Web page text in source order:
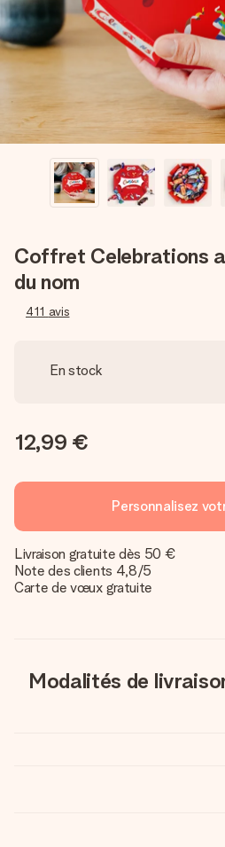
Créez quelque chose d’unique
son prénom, votre photo ou un
Sans complications, juste tout
Coffret Celebrations
du nom
411 avis
En stock
12,99 €
Personnalisez
Livraison gratuite dès 50 €
Note des clients 4,8/5
Carte de vœux gratuite
Modalités de